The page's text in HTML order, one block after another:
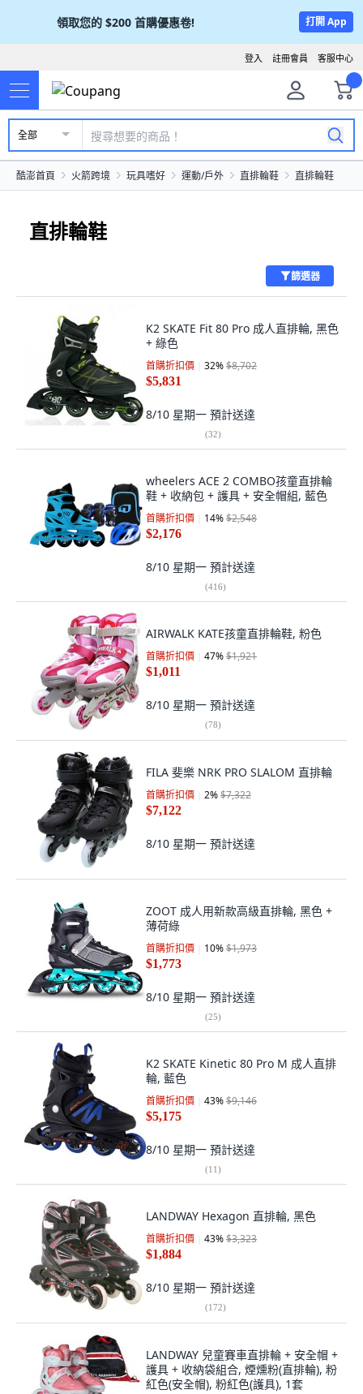
領取您的 $200 首購優惠卷! 打開 App
客服中心
註冊會員
登入
全部
酷澎首頁 火箭跨境 玩具嗜好 運動/戶外 直排輪鞋 直排輪鞋
直排輪鞋
篩選器
K2 SKATE Fit 80 Pro 成人直排輪, 黑色
+ 綠色
首購折扣價 32%$8,702
$5,831
8/10 星期一 預計送達
(32)
wheelers ACE 2 COMBO孩童直排輪
鞋 + 收納包 + 護具 + 安全帽組, 藍色
首購折扣價 14%$2,548
$2,176
8/10 星期一 預計送達
(416)
AIRWALK KATE孩童直排輪鞋, 粉色
首購折扣價 47%$1,921
$1,011
8/10 星期一 預計送達
(78)
FILA 斐樂 NRK PRO SLALOM 直排輪
首購折扣價 2%$7,322
$7,122
8/10 星期一 預計送達
ZOOT 成人用新款高級直排輪, 黑色 +
薄荷綠
首購折扣價 10%$1,973
$1,773
8/10 星期一 預計送達
(25)
K2 SKATE Kinetic 80 Pro M 成人直排
輪, 藍色
首購折扣價 43%$9,146
$5,175
8/10 星期一 預計送達
(11)
LANDWAY Hexagon 直排輪, 黑色
首購折扣價 43%$3,323
$1,884
8/10 星期一 預計送達
(172)
LANDWAY 兒童賽車直排輪 + 安全帽 +
護具 + 收納袋組合, 煙燻粉(直排輪), 粉
紅色(安全帽), 粉紅色(護具), 1套